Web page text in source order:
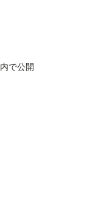
内で公開